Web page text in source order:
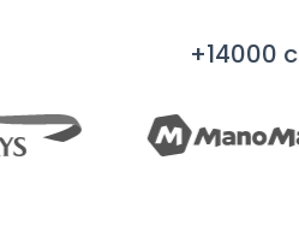
+14000